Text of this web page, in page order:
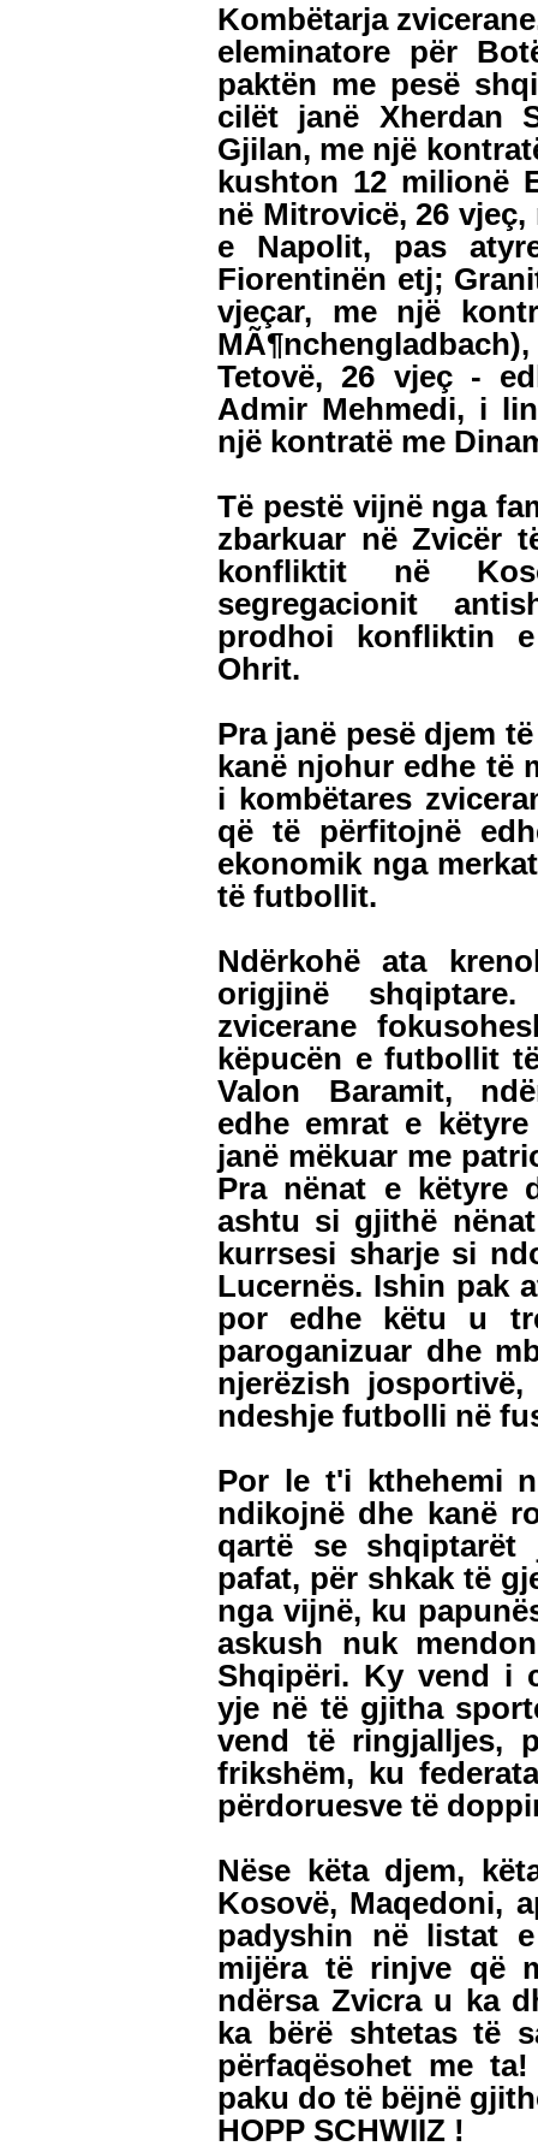
Kombëtarja
eleminatore për
paktën me pesë
cilët janë Xherdan
Gjilan, me një
kushton 12 milionë
në Mitrovicë, 26
e Napolit, pas
Fiorentinën etj;
vjeçar, me një
Tetovë, 26 vjeç -
Admir Mehmedi, i
një kontratë me
Të pestë vijnë nga
zbarkuar në Zvicër
konfliktit në
segregacionit
prodhoi konfliktin
Ohrit.
Pra janë pesë djem
kanë njohur edhe të
i kombëtares
që të përfitojnë
ekonomik nga
të futbollit.
Ndërkohë ata
origjinë
zvicerane
këpucën e futbollit
Valon Baramit,
edhe emrat e
janë mëkuar me
Pra nënat e këtyre
ashtu si gjithë
kurrsesi sharje si
Lucernës. Ishin pak
por edhe këtu u
paroganizuar dhe
njerëzish
ndeshje futbolli në
Por le t'i kthehemi
ndikojnë dhe kanë
qartë se
pafat, për shkak të
nga vijnë, ku
askush nuk
Shqipëri. Ky vend i
yje në të gjitha
vend të ringjalljes,
frikshëm, ku
përdoruesve të
Nëse këta djem,
Kosovë, Maqedoni,
padyshin në listat
mijëra të rinjve që
ndërsa Zvicra u ka
ka bërë shtetas të
përfaqësohet me
paku do të bëjnë
HOPP SCHWIIZ !